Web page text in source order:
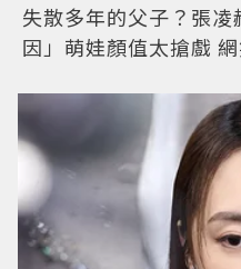
失散多年的父子？張
因」萌娃顏值太搶戲